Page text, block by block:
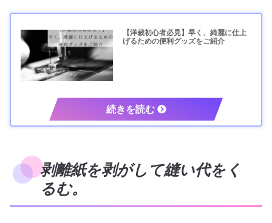
【洋裁初心者必見】早く、綺麗に仕上
げるための便利グッズをご紹介
剥離紙を剥がして縫い代をく
るむ。